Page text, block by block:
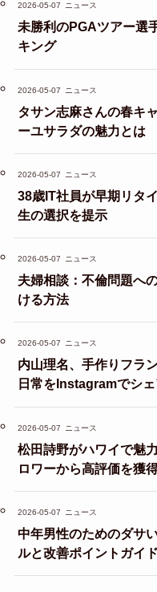
2026-05-07 ニュース
未勝利のPGAツアー選
キング
2026-05-07 ニュース
タサン志麻さんの春キ
ーユサラダの魅力とは
2026-05-07 ニュース
38歳IT社員が早期リタ
生の選択を提示
2026-05-07 ニュース
夫婦相談：不倫問題へ
ける方法
2026-05-07 ニュース
内山理名、手作りフラ
日常をInstagramでシ
2026-05-07 ニュース
松田詩野がハワイで魅
ロワーから高評価を獲
2026-05-07 ニュース
中年男性のためのダサ
ルと改善ポイントガイド